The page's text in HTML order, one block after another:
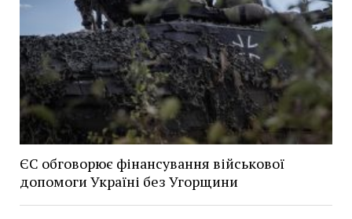
ЄС обговорює фінансування військової
допомоги Україні без Угорщини